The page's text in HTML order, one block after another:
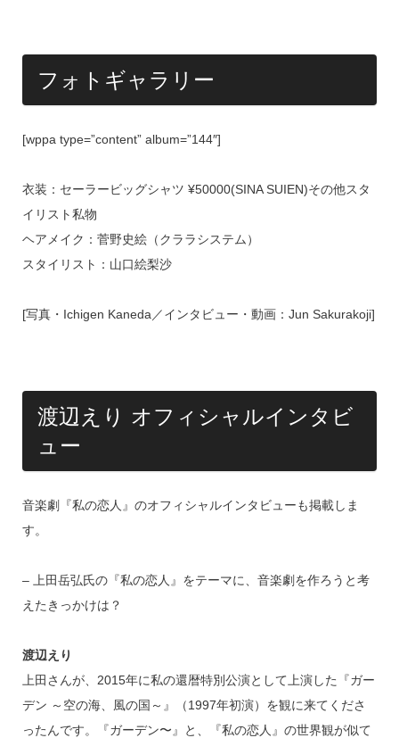
フォトギャラリー
[wppa type=”content” album=”144″]
衣装：セーラービッグシャツ ¥50000(SINA SUIEN)その他スタ
イリスト私物
ヘアメイク：菅野史絵（クララシステム）
スタイリスト：山口絵梨沙
[写真・Ichigen Kaneda／インタビュー・動画：Jun Sakurakoji]
渡辺えり オフィシャルインタビ
ュー
音楽劇『私の恋人』のオフィシャルインタビューも掲載しま
す。
– 上田岳弘氏の『私の恋人』をテーマに、音楽劇を作ろうと考
えたきっかけは？
渡辺えり
上田さんが、2015年に私の還暦特別公演として上演した『ガー
デン ～空の海、風の国～』（1997年初演）を観に来てくださ
ったんです。『ガーデン〜』と、『私の恋人』の世界観が似て